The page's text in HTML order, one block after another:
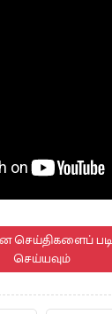
செய்திகளைப்
செய்யவும்